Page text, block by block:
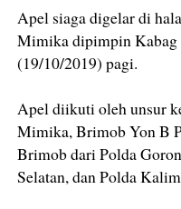
Apel siaga digelar di
Mimika dipimpin
(19/10/2019) pagi.
Apel diikuti oleh unsur
Mimika, Brimob Yon B
Brimob dari Polda
Selatan, dan Polda